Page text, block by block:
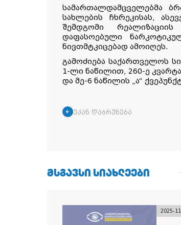
სამართალდამცველებმა
სახლების ჩხრეკისას,
შემდგომი
დაფასოებული
ნივთმტკიცებად ამოიღეს.
გამოძიება საქართველოს
1-ლი ნაწილით, 260-ე კვარტა
და მე-6 ნაწილის „ა“
უკან დაბრუნება
ᲛᲡᲒᲐᲕᲡᲘ ᲡᲘᲐᲮᲚᲔᲔᲑᲘ
2025-